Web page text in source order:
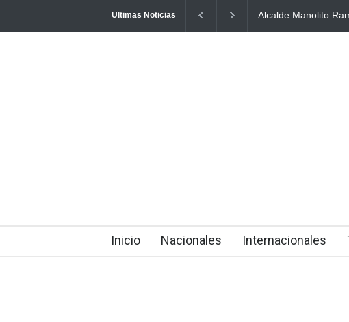
Ultimas Noticias
Manolito Ramírez socializa Plan Municipal de
Hombre hallado sin
Inicio Nacionales Internacionales